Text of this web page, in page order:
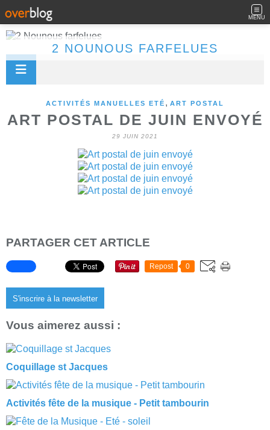
MENU
2 NOUNOUS FARFELUES
ACTIVITÉS MANUELLES ETÉ , ART POSTAL
ART POSTAL DE JUIN ENVOYÉ
29 JUIN 2021
PARTAGER CET ARTICLE
Repost 0
S'inscrire à la newsletter
Vous aimerez aussi :
Coquillage st Jacques
Activités fête de la musique - Petit tambourin